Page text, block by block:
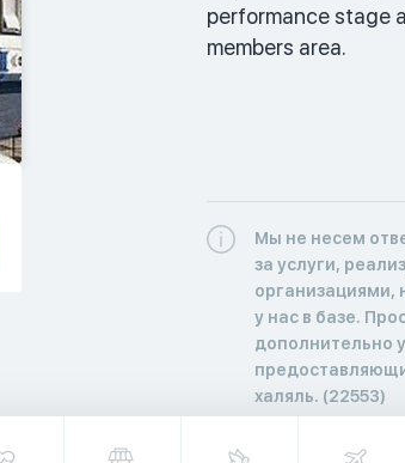
performance stage
members area.
Мы не несем
за услуги,
организациями,
у нас в базе.
дополнительно
халяль. (22553)